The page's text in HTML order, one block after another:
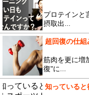
プロテインと
摂取出...
超回復の仕組
筋肉を更に増
復"に...
知っている